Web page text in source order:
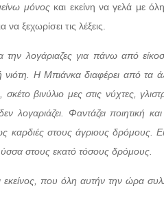
μόνος και εκείνη να γελά με
ξεχωρίσει τις λέξεις.
την λογάριαζες για πάνω από
Η Μπιάνκα διαφέρει από τα
βινύλιο μες στις νύχτες,
λογαριάζει. Φαντάζει ποιητική
καρδιές στους άγριους δρόμους.
λύσσα στους εκατό τόσους δρόμους.
που όλη αυτήν την ώρα